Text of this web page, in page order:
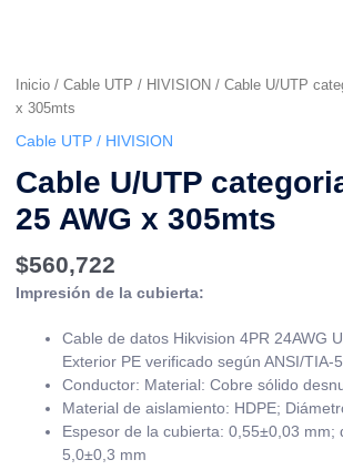
Inicio / Cable UTP / HIVISION / Cable U/UTP
x 305mts
Cable UTP / HIVISION
Cable U/UTP
25 AWG x 305mts
$560,722
Impresión de la cubierta:
Cable de datos Hikvision 4PR 24AWG
Exterior PE verificado según ANSI/TIA-
Conductor: Material: Cobre sólido
Material de aislamiento: HDPE;
Espesor de la cubierta: 0,55±0,03 mm;
5,0±0,3 mm